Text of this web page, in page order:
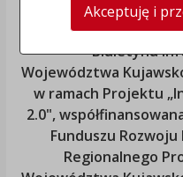
„Rozbudowa i
Biuletynu
Województwa
w ramach Projektu
2.0",
Funduszu
Regionalnego
Akceptuję i